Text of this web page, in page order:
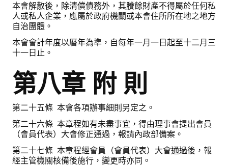
本會解散後，除清償債務外，其賸餘財產不得屬於任何私
人或私人企業，應屬於政府機關或本會住所所在地之地方
自治團體。
本會會計年度以曆年為準，自每年一月一日起至十二月三
十一日止。
第八章 附 則
第二十五條 本會各項辦事細則另定之。
第二十六條 本章程如有未盡事宜，得由理事會提出會員
（會員代表）大會修正通過，報請內政部備案。
第二十七條 本章程經會員（會員代表）大會通過後，報
經主管機關核備後施行，變更時亦同。